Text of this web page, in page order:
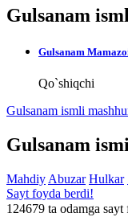
Gulsanam
Gulsanam
Qo`shiqchi
Gulsanam ismli
Gulsanam
Mahdiy Abuzar Hulkar
Sayt foyda berdi!
124679 ta odamga